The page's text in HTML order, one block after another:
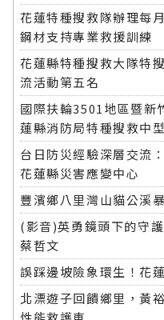
花蓮特種搜救隊辦理每
鋼材支持專業救援訓練
花蓮縣特種搜救大隊特
流活動第五名
國際扶輪3501地區暨新
蓮縣消防局特種搜救中
台日防災經驗深層交流
花蓮縣災害應變中心
豐濱鄉八里灣山貓公溪
(影音)英勇鏡頭下的守
蔡哲文
誤踩邊坡險象環生！花
北漂遊子回饋鄉里，黃